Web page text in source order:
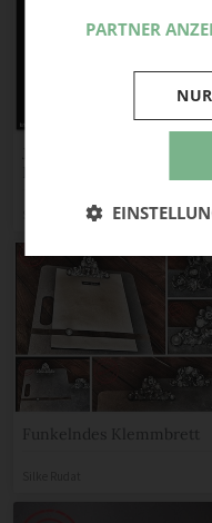
Funkelndes Klemmbrett
PARTNER